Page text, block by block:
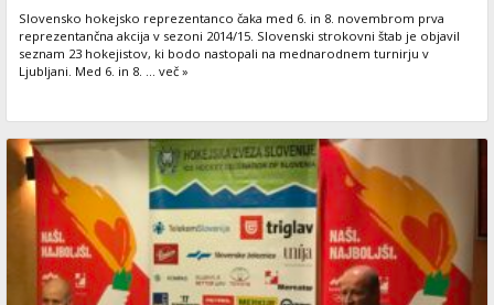
Slovensko hokejsko reprezentanco čaka med 6. in 8. novembrom prva
reprezentančna akcija v sezoni 2014/15. Slovenski strokovni štab je objavil
seznam 23 hokejistov, ki bodo nastopali na mednarodnem turnirju v
Ljubljani. Med 6. in 8. ... več »